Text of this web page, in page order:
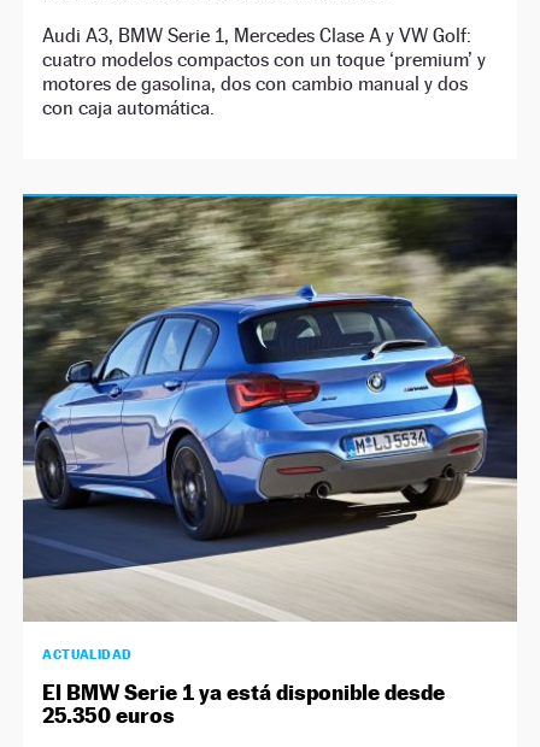
Audi A3, BMW Serie 1, Mercedes Clase A y VW Golf:
cuatro modelos compactos con un toque ‘premium’ y
motores de gasolina, dos con cambio manual y dos
con caja automática.
ACTUALIDAD
El BMW Serie 1 ya está disponible desde
25.350 euros